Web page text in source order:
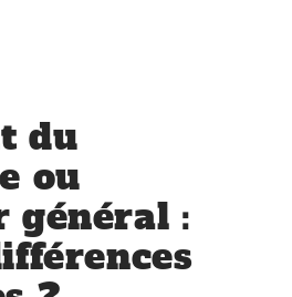
du
ou
général :